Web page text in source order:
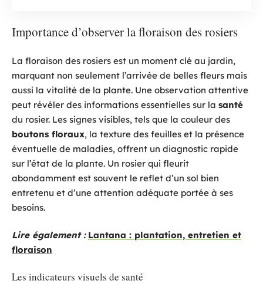
Importance d’observer la floraison des rosiers
La floraison des rosiers est un moment clé au jardin,
marquant non seulement l’arrivée de belles fleurs mais
aussi la vitalité de la plante. Une observation attentive
peut révéler des informations essentielles sur la santé
du rosier. Les signes visibles, tels que la couleur des
boutons floraux, la texture des feuilles et la présence
éventuelle de maladies, offrent un diagnostic rapide
sur l’état de la plante. Un rosier qui fleurit
abondamment est souvent le reflet d’un sol bien
entretenu et d’une attention adéquate portée à ses
besoins.
Lire également : Lantana : plantation, entretien et
floraison
Les indicateurs visuels de santé